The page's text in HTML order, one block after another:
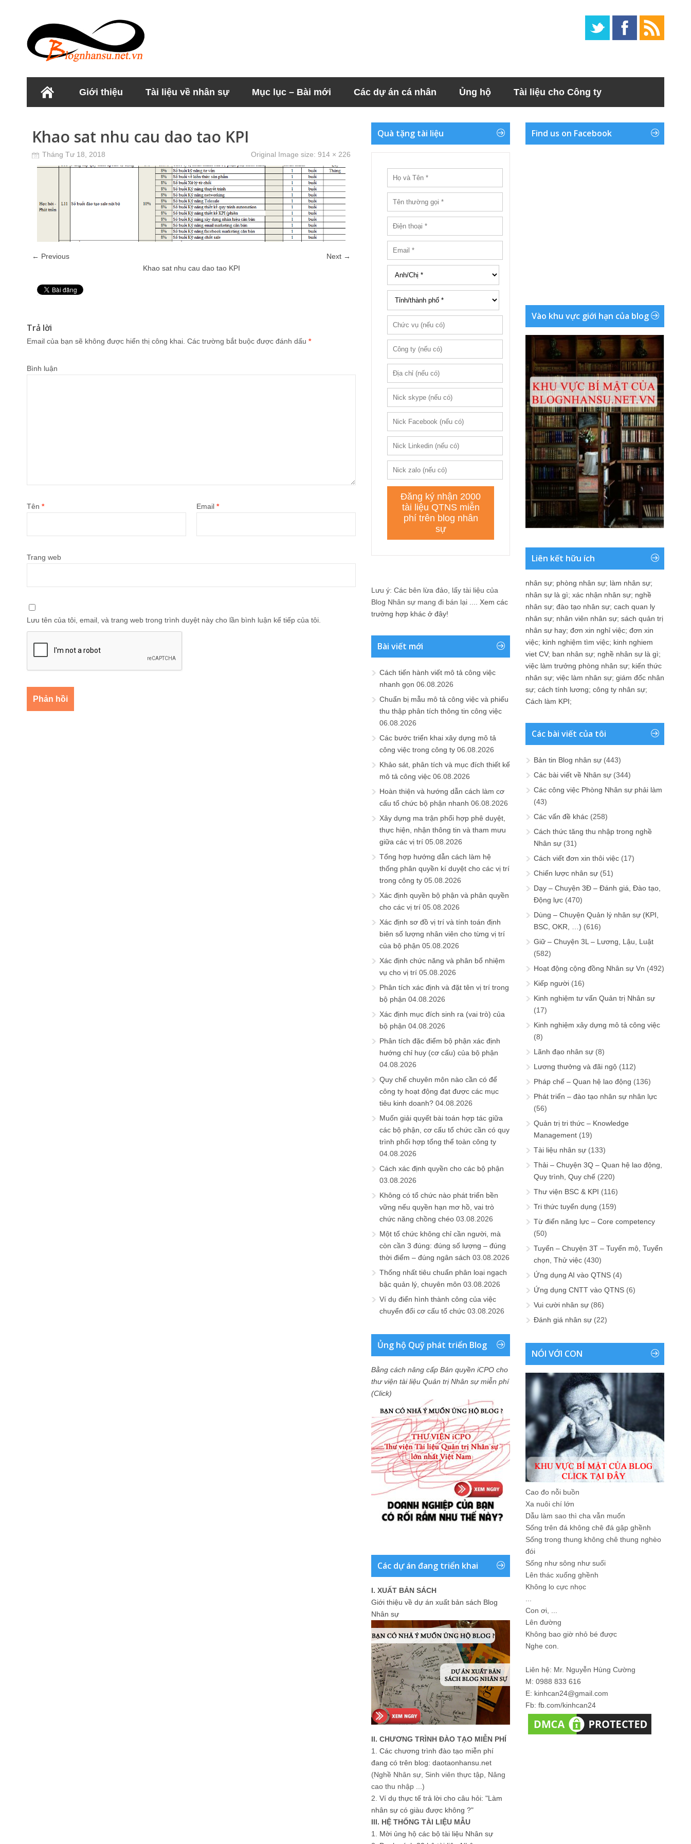
Giới thiệu Tài liệu về nhân sự Mục lục – Bài mới Các dự án cá nhân Ủng hộ Tài liệu cho Công ty
Khao sat nhu cau dao tao KPI
Tháng Tư 18, 2018 Original Image size: 914 × 226
← Previous
Next →
Khao sat nhu cau dao tao KPI
Trả lời
Email của bạn sẽ không được hiển thị công khai. Các trường bắt buộc được đánh dấu *
Bình luận
Tên * Email *
Trang web
Lưu tên của tôi, email, và trang web trong trình duyệt này cho lần bình luận kế tiếp của tôi.
Quà tặng tài liệu
Lưu ý: Các bên lừa đảo, lấy tài liệu của
Blog Nhân sự mang đi bán lại .... Xem các
trường hợp khác ở đây!
Bài viết mới
Cách tiến hành viết mô tả công việc
nhanh gọn 06.08.2026
Chuẩn bị mẫu mô tả công việc và phiếu
thu thập phân tích thông tin công việc
06.08.2026
Các bước triển khai xây dựng mô tả
công việc trong công ty 06.08.2026
Khảo sát, phân tích và mục đích thiết kế
mô tả công việc 06.08.2026
Hoàn thiện và hướng dẫn cách làm cơ
cấu tổ chức bộ phận nhanh 06.08.2026
Xây dựng ma trận phối hợp phê duyệt,
thực hiện, nhận thông tin và tham mưu
giữa các vị trí 05.08.2026
Tổng hợp hướng dẫn cách làm hệ
thống phân quyền kí duyệt cho các vị trí
trong công ty 05.08.2026
Xác định quyền bộ phận và phân quyền
cho các vị trí 05.08.2026
Xác định sơ đồ vị trí và tính toán định
biên số lượng nhân viên cho từng vị trí
của bộ phận 05.08.2026
Xác định chức năng và phân bổ nhiệm
vụ cho vị trí 05.08.2026
Phân tích xác định và đặt tên vị trí trong
bộ phận 04.08.2026
Xác định mục đích sinh ra (vai trò) của
bộ phận 04.08.2026
Phân tích đặc điểm bộ phận xác định
hướng chỉ huy (cơ cấu) của bộ phận
04.08.2026
Quy chế chuyên môn nào cần có để
công ty hoạt động đạt được các mục
tiêu kinh doanh? 04.08.2026
Muốn giải quyết bài toán hợp tác giữa
các bộ phận, cơ cấu tổ chức cần có quy
trình phối hợp tổng thể toàn công ty
04.08.2026
Cách xác định quyền cho các bộ phận
03.08.2026
Không có tổ chức nào phát triển bền
vững nếu quyền hạn mơ hồ, vai trò
chức năng chồng chéo 03.08.2026
Một tổ chức không chỉ cần người, mà
còn cần 3 đúng: đúng số lượng – đúng
thời điểm – đúng ngân sách 03.08.2026
Thống nhất tiêu chuẩn phân loại ngạch
bậc quản lý, chuyên môn 03.08.2026
Ví dụ điển hình thành công của việc
chuyển đổi cơ cấu tổ chức 03.08.2026
Ủng hộ Quỹ phát triển Blog
Bằng cách nâng cấp Bản quyền iCPO cho
thư viện tài liệu Quản trị Nhân sự miễn phí
(Click)
Các dự án đang triển khai
I. XUẤT BẢN SÁCH
Giới thiệu về dự án xuất bản sách Blog
Nhân sự
II. CHƯƠNG TRÌNH ĐÀO TẠO MIỄN PHÍ
1. Các chương trình đào tạo miễn phí
đang có trên blog: daotaonhansu.net
(Nghề Nhân sự, Sinh viên thực tập, Nâng
cao thu nhập ...)
2. Ví dụ thực tế trả lời cho câu hỏi: "Làm
nhân sự có giàu được không ?"
III. HỆ THỐNG TÀI LIỆU MẪU
1. Mời ủng hộ các bộ tài liệu Nhân sự
Find us on Facebook
Vào khu vực giới hạn của blog
Liên kết hữu ích
nhân sự; phòng nhân sự; làm nhân sự;
nhân sự là gì; xác nhận nhân sự; nghề
nhân sự; đào tạo nhân sự; cach quan ly
nhân sự; nhân viên nhân sự; sách quản trị
nhân sự hay; đơn xin nghỉ việc; đơn xin
việc; kinh nghiệm tìm việc; kinh nghiem
viet CV; ban nhân sự; nghề nhân sự là gì;
việc làm trưởng phòng nhân sự; kiến thức
nhân sự; việc làm nhân sự; giám đốc nhân
sự; cách tính lương; công ty nhân sự;
Cách làm KPI;
Các bài viết của tôi
Bản tin Blog nhân sự (443)
Các bài viết về Nhân sự (344)
Các công việc Phòng Nhân sự phải làm
(43)
Các vấn đề khác (258)
Cách thức tăng thu nhập trong nghề
Nhân sự (31)
Cách viết đơn xin thôi việc (17)
Chiến lược nhân sự (51)
Dạy – Chuyện 3Đ – Đánh giá, Đào tạo,
Động lực (470)
Dùng – Chuyện Quản lý nhân sự (KPI,
BSC, OKR, …) (616)
Giữ – Chuyện 3L – Lương, Lậu, Luật
(582)
Hoạt động cộng đồng Nhân sự Vn (492)
Kiếp người (16)
Kinh nghiệm tư vấn Quản trị Nhân sự
(17)
Kinh nghiệm xây dựng mô tả công việc
(8)
Lãnh đạo nhân sự (8)
Lương thưởng và đãi ngộ (112)
Pháp chế – Quan hệ lao động (136)
Phát triển – đào tạo nhân sự nhân lực
(56)
Quản trị tri thức – Knowledge
Management (19)
Tài liệu nhân sự (133)
Thải – Chuyện 3Q – Quan hệ lao động,
Quy trình, Quy chế (220)
Thư viện BSC & KPI (116)
Tri thức tuyển dụng (159)
Từ điển năng lực – Core competency
(50)
Tuyển – Chuyện 3T – Tuyển mộ, Tuyển
chọn, Thử việc (430)
Ứng dụng AI vào QTNS (4)
Ứng dụng CNTT vào QTNS (6)
Vui cười nhân sự (86)
Đánh giá nhân sự (22)
NÓI VỚI CON
Cao đo nỗi buồn
Xa nuôi chí lớn
Dẫu làm sao thì cha vẫn muốn
Sống trên đá không chê đá gập ghềnh
Sống trong thung không chê thung nghèo
đói
Sống như sông như suối
Lên thác xuống ghềnh
Không lo cực nhọc
Con ơi, ...
Lên đường
Không bao giờ nhỏ bé được
Nghe con.
Liên hệ: Mr. Nguyễn Hùng Cường
M: 0988 833 616
E: kinhcan24@gmail.com
Fb: fb.com/kinhcan24